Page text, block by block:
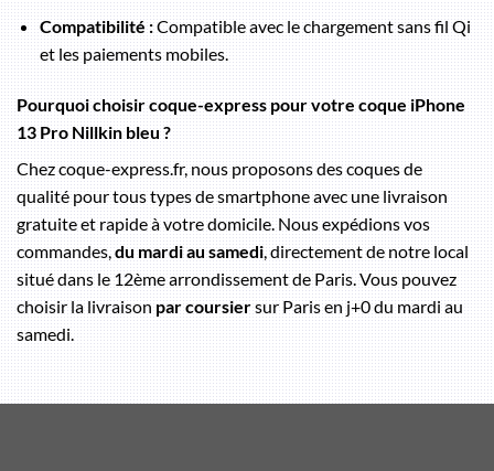
Compatibilité :Compatible avec le chargement sans fil Qi
et les paiements mobiles.
Pourquoi choisir coque-express pour votre coque iPhone
13 Pro Nillkin bleu ?
Chez coque-express.fr, nous proposons des coques de
qualité pour tous types de smartphone avec une livraison
gratuite et rapide à votre domicile. Nous expédions vos
commandes,du mardi au samedi, directement de notre local
situé dans le 12ème arrondissement de Paris. Vous pouvez
choisir la livraisonpar coursiersur Paris en j+0 du mardi au
samedi.